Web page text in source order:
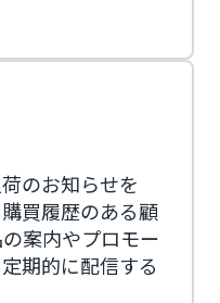
のお知らせを
買履歴のある顧
案内やプロモー
期的に配信する